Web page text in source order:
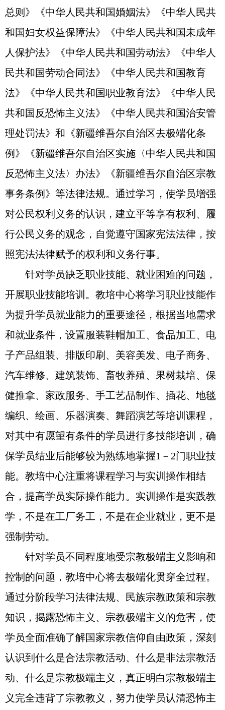
总则》《中华人民共和国婚姻法》《中华人民共
和国妇女权益保障法》《中华人民共和国未成年
人保护法》《中华人民共和国劳动法》《中华人
民共和国劳动合同法》《中华人民共和国教育
法》《中华人民共和国职业教育法》《中华人民
共和国反恐怖主义法》《中华人民共和国治安管
理处罚法》和《新疆维吾尔自治区去极端化条
例》《新疆维吾尔自治区实施〈中华人民共和国
反恐怖主义法〉办法》《新疆维吾尔自治区宗教
事务条例》等法律法规。通过学习，使学员增强
对公民权利义务的认识，建立平等享有权利、履
行公民义务的观念，自觉遵守国家宪法法律，按
照宪法法律赋予的权利和义务行事。
针对学员缺乏职业技能、就业困难的问题，
开展职业技能培训。教培中心将学习职业技能作
为提升学员就业能力的重要途径，根据当地需求
和就业条件，设置服装鞋帽加工、食品加工、电
子产品组装、排版印刷、美容美发、电子商务、
汽车维修、建筑装饰、畜牧养殖、果树栽培、保
健推拿、家政服务、手工艺品制作、插花、地毯
编织、绘画、乐器演奏、舞蹈演艺等培训课程，
对其中有愿望有条件的学员进行多技能培训，确
保学员结业后能够较为熟练地掌握1－2门职业技
能。教培中心注重将课程学习与实训操作相结
合，提高学员实际操作能力。实训操作是实践教
学，不是在工厂务工，不是在企业就业，更不是
强制劳动。
针对学员不同程度地受宗教极端主义影响和
控制的问题，教培中心将去极端化贯穿全过程。
通过分阶段学习法律法规、民族宗教政策和宗教
知识，揭露恐怖主义、宗教极端主义的危害，使
学员全面准确了解国家宗教信仰自由政策，深刻
认识到什么是合法宗教活动、什么是非法宗教活
动、什么是宗教极端主义，真正明白宗教极端主
义完全违背了宗教教义，努力使学员认清恐怖主